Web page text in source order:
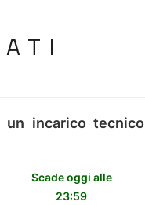
incarico
Scade oggi alle
23:59